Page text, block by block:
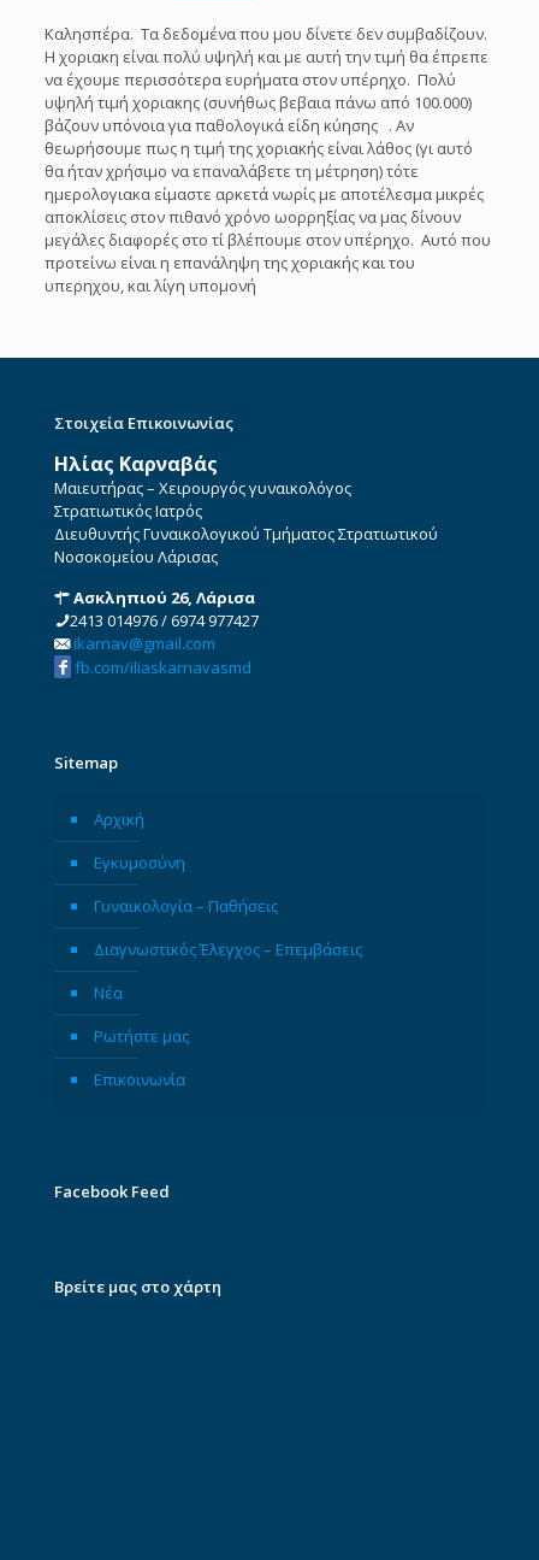
Καλησπέρα. Τα δεδομένα που μου δίνετε δεν συμβαδίζουν.
Η χοριακη είναι πολύ υψηλή και με αυτή την τιμή θα έπρεπε
να έχουμε περισσότερα ευρήματα στον υπέρηχο. Πολύ
υψηλή τιμή χοριακης (συνήθως βεβαια πάνω από 100.000)
βάζουν υπόνοια για παθολογικά είδη κύησης . Αν
θεωρήσουμε πως η τιμή της χοριακής είναι λάθος (γι αυτό
θα ήταν χρήσιμο να επαναλάβετε τη μέτρηση) τότε
ημερολογιακα είμαστε αρκετά νωρίς με αποτέλεσμα μικρές
αποκλίσεις στον πιθανό χρόνο ωορρηξίας να μας δίνουν
μεγάλες διαφορές στο τί βλέπουμε στον υπέρηχο. Αυτό που
προτείνω είναι η επανάληψη της χοριακής και του
υπερηχου, και λίγη υπομονή
Στοιχεία Επικοινωνίας
Ηλίας Καρναβάς
Μαιευτήρας – Χειρουργός γυναικολόγος
Στρατιωτικός Ιατρός
Διευθυντής Γυναικολογικού Τμήματος Στρατιωτικού
Νοσοκομείου Λάρισας
Ασκληπιού 26, Λάρισα
2413 014976/6974 977427
ikarnav@gmail.com
fb.com/iliaskarnavasmd
Sitemap
Αρχική
Εγκυμοσύνη
Γυναικολογία – Παθήσεις
Διαγνωστικός Έλεγχος – Επεμβάσεις
Νέα
Ρωτήστε μας
Επικοινωνία
Facebook Feed
Βρείτε μας στο χάρτη